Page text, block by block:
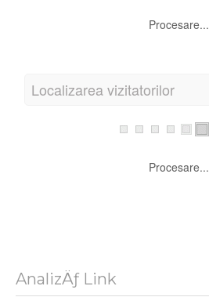
Procesare...
Localizarea vizitatorilor
Procesare...
AnalizÄƒ Link